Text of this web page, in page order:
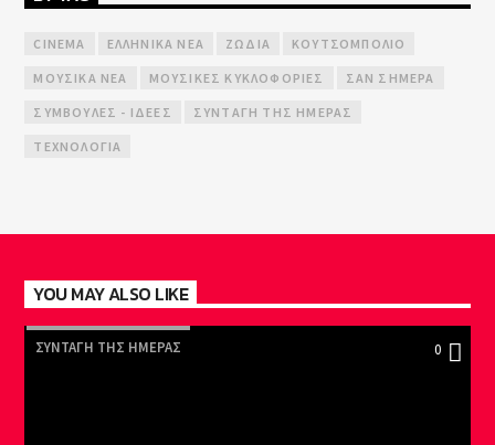
CINEMA ΕΛΛΗΝΙΚΆ ΝΈΑ ΖΏΔΙΑ ΚΟΥΤΣΟΜΠΟΛΙΌ
ΜΟΥΣΙΚΆ ΝΈΑ ΜΟΥΣΙΚΈΣ ΚΥΚΛΟΦΟΡΊΕΣ ΣΑΝ ΣΉΜΕΡΑ
ΣΥΜΒΟΥΛΈΣ - ΙΔΈΕΣ ΣΥΝΤΑΓΉ ΤΗΣ ΗΜΈΡΑΣ
ΤΕΧΝΟΛΟΓΊΑ
YOU MAY ALSO LIKE
ΣΥΝΤΑΓΉ ΤΗΣ ΗΜΈΡΑΣ 0